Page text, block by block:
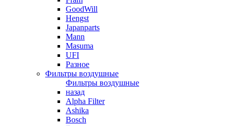
GoodWill
Hengst
Japanparts
Mann
Masuma
UFI
Разное
Фильтры воздушные
Фильтры воздушные
назад
Alpha Filter
Ashika
Bosch